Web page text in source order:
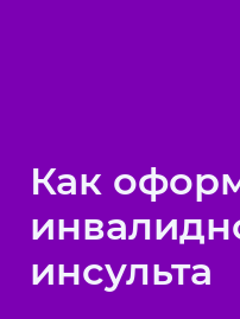
Как
инсульта